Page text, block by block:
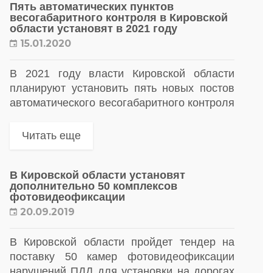
подозревают...
Пять автоматических пунктов
весогабаритного контроля в Кировской
области установят в 2021 году
15.01.2020
В 2021 году власти Кировской области
планируют установить пять новых постов
автоматического весогабаритного контроля
Читать еще
В Кировской области установят
дополнительно 50 комплексов
фотовидеофиксации
20.09.2019
В Кировской области пройдет тендер на
поставку 50 камер фотовидеофиксации